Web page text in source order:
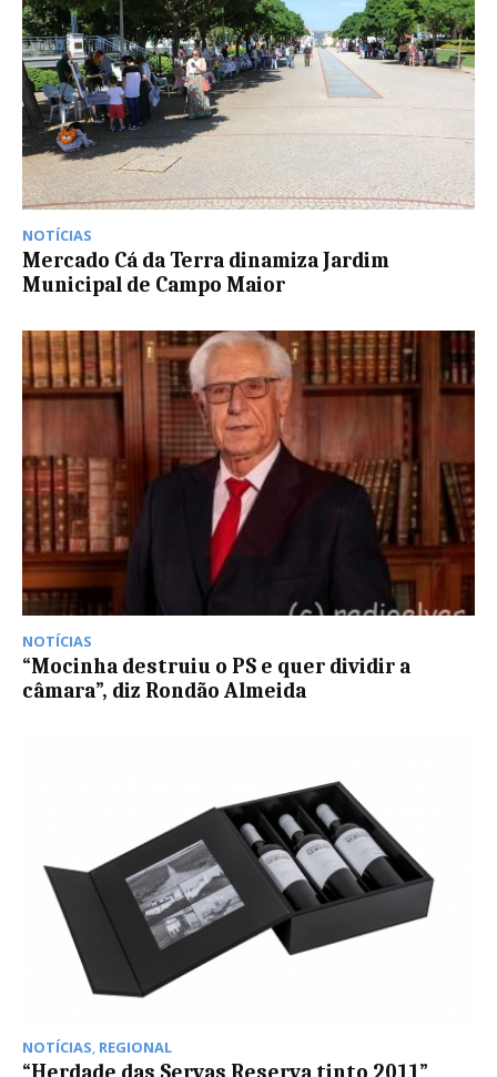
NOTÍCIAS
Mercado Cá da Terra dinamiza Jardim
Municipal de Campo Maior
NOTÍCIAS
“Mocinha destruiu o PS e quer dividir a
câmara”, diz Rondão Almeida
NOTÍCIAS, REGIONAL